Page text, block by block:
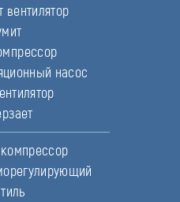
вентилятор
насос